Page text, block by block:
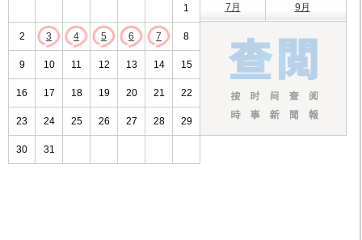
1
2 3 4 5 6 7 8
9 10 11 12 13 14 15
16 17 18 19 20 21 22
23 24 25 26 27 28 29
30 31
7月 9月